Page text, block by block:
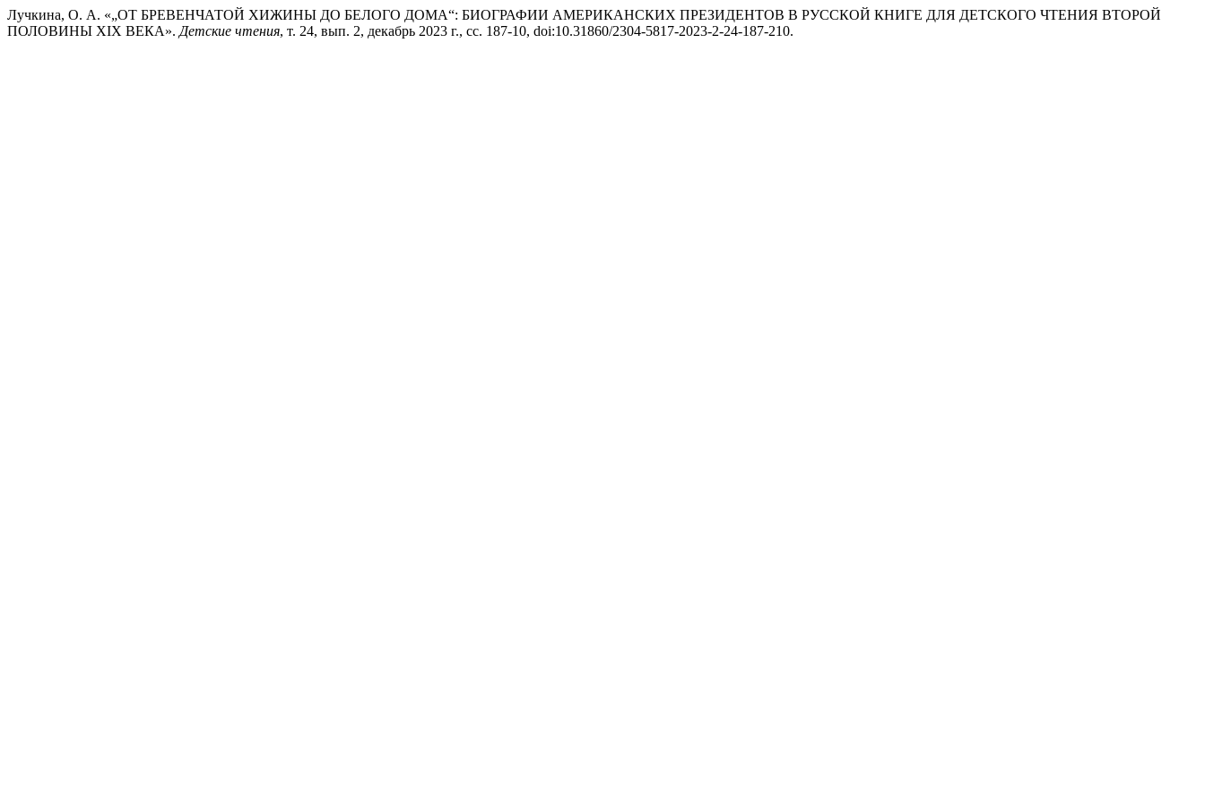
Лучкина, О. А. «„ОТ БРЕВЕНЧАТОЙ ХИЖИНЫ ДО БЕЛОГО ДОМА“: БИОГРАФИИ АМЕРИКАНСКИХ ПРЕЗИДЕНТОВ В РУССКОЙ КНИГЕ ДЛЯ ДЕТСКОГО ЧТЕНИЯ ВТОРОЙ
ПОЛОВИНЫ XIX ВЕКА». Детские чтения, т. 24, вып. 2, декабрь 2023 г., сс. 187-10, doi:10.31860/2304-5817-2023-2-24-187-210.